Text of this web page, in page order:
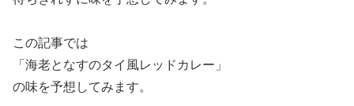
この記事では
「海老となすのタイ風レッドカレー」
の味を予想してみます。